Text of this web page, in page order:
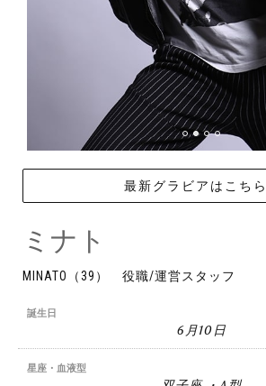
最新グラビアはこちら
ミナト
MINATO（39） 役職/運営スタッフ
誕生日
6月10日
星座・血液型